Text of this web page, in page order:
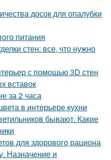
досок для опалубки
питания
стен: все, что нужно
с помощью 3D стен
вставок
за 2 часа
в интерьере кухни
бывают. Какие
для здорового рациона
Назначение и